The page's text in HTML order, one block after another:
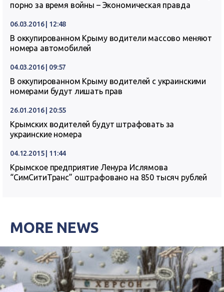
порно за время войны – Экономическая правда
06.03.2016 | 12:48
В оккупированном Крыму водители массово меняют
номера автомобилей
04.03.2016 | 09:57
В оккупированном Крыму водителей с украинскими
номерами будут лишать прав
26.01.2016 | 20:55
Крымских водителей будут штрафовать за
украинские номера
04.12.2015 | 11:44
Крымское предприятие Ленура Ислямова
“СимСитиТранс” оштрафовано на 850 тысяч рублей
MORE NEWS